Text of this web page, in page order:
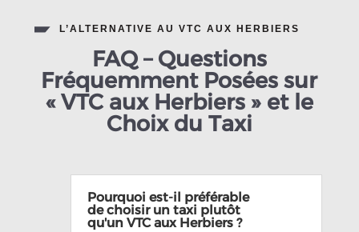
L’ALTERNATIVE AU VTC AUX HERBIERS
FAQ – Questions
Fréquemment Posées sur
« VTC aux Herbiers » et le
Choix du Taxi
Pourquoi est-il préférable
de choisir un taxi plutôt
qu'un VTC aux Herbiers ?